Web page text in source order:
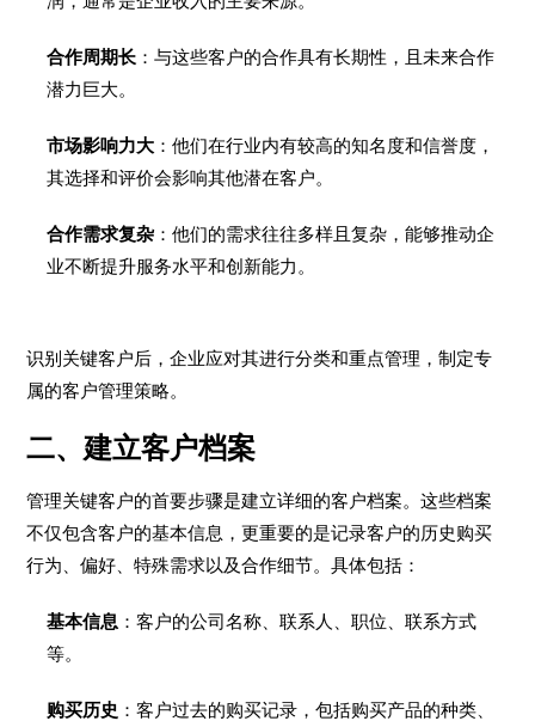
合作周期长 ：与这些客户的合作具有长期性，且未来合作
潜力巨大。
市场影响力大 ：他们在行业内有较高的知名度和信誉度，
其选择和评价会影响其他潜在客户。
合作需求复杂：他们的需求往往多样且复杂，能够推动企
业不断提升服务水平和创新能力。
识别关键客户后，企业应对其进行分类和重点管理，制定专
属的客户管理策略。
二、建立客户档案
管理关键客户的首要步骤是建立详细的客户档案。这些档案
不仅包含客户的基本信息，更重要的是记录客户的历史购买
行为、偏好、特殊需求以及合作细节。具体包括：
基本信息 ：客户的公司名称、联系人、职位、联系方式
等。
购买历史 ：客户过去的购买记录，包括购买产品的种类、